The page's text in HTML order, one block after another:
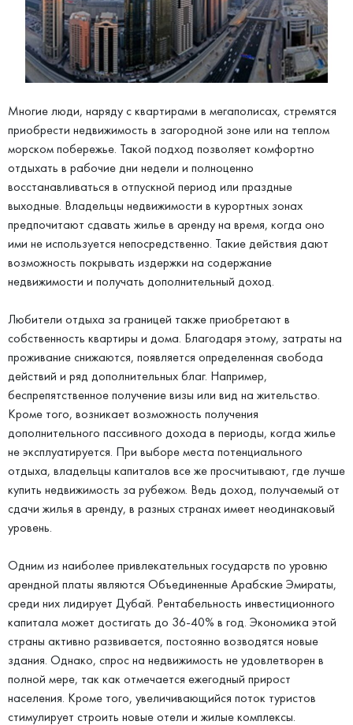
Многие люди, наряду с квартирами в мегаполисах, стремятся
приобрести недвижимость в загородной зоне или на теплом
морском побережье. Такой подход позволяет комфортно
отдыхать в рабочие дни недели и полноценно
восстанавливаться в отпускной период или праздные
выходные. Владельцы недвижимости в курортных зонах
предпочитают сдавать жилье в аренду на время, когда оно
ими не используется непосредственно. Такие действия дают
возможность покрывать издержки на содержание
недвижимости и получать дополнительный доход.
Любители отдыха за границей также приобретают в
собственность квартиры и дома. Благодаря этому, затраты на
проживание снижаются, появляется определенная свобода
действий и ряд дополнительных благ. Например,
беспрепятственное получение визы или вид на жительство.
Кроме того, возникает возможность получения
дополнительного пассивного дохода в периоды, когда жилье
не эксплуатируется. При выборе места потенциального
отдыха, владельцы капиталов все же просчитывают, где лучше
купить недвижимость за рубежом. Ведь доход, получаемый от
сдачи жилья в аренду, в разных странах имеет неодинаковый
уровень.
Одним из наиболее привлекательных государств по уровню
арендной платы являются Объединенные Арабские Эмираты,
среди них лидирует Дубай. Рентабельность инвестиционного
капитала может достигать до 36-40% в год. Экономика этой
страны активно развивается, постоянно возводятся новые
здания. Однако, спрос на недвижимость не удовлетворен в
полной мере, так как отмечается ежегодный прирост
населения. Кроме того, увеличивающийся поток туристов
стимулирует строить новые отели и жилые комплексы.